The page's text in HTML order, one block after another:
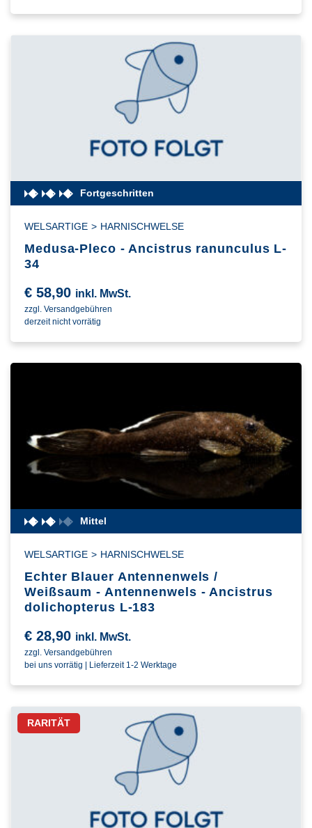
Fortgeschritten
WELSARTIGE > HARNISCHWELSE
Medusa-Pleco - Ancistrus ranunculus L-
34
€ 58,90 inkl. MwSt.
zzgl. Versandgebühren
derzeit nicht vorrätig
Mittel
WELSARTIGE > HARNISCHWELSE
Echter Blauer Antennenwels /
Weißsaum - Antennenwels - Ancistrus
dolichopterus L-183
€ 28,90 inkl. MwSt.
zzgl. Versandgebühren
bei uns vorrätig | Lieferzeit 1-2 Werktage
RARITÄT